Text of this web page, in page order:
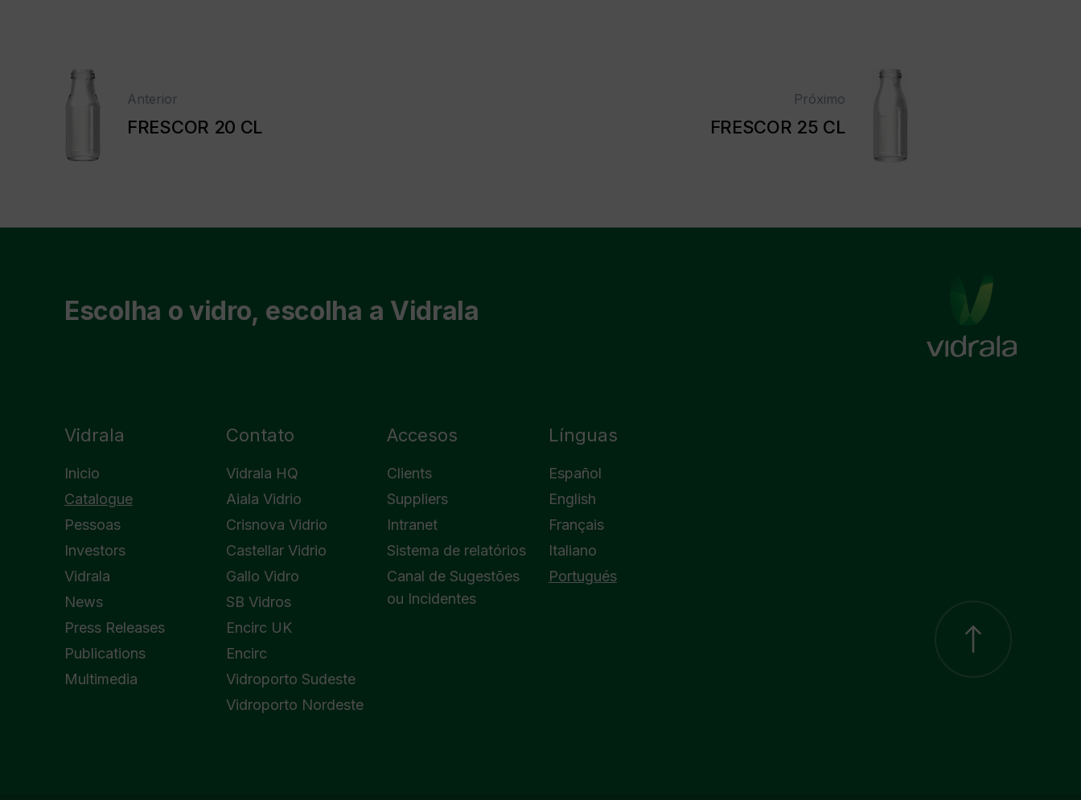
Anterior
FRESCOR 20 CL
Próximo
FRESCOR 25 CL
Escolha o vidro, escolha a Vidrala
Vidrala
Inicio
Catalogue
Pessoas
Investors
Vidrala
News
Press Releases
Publications
Multimedia
Contato
Vidrala HQ
Aiala Vidrio
Crisnova Vidrio
Castellar Vidrio
Gallo Vidro
SB Vidros
Encirc UK
Encirc
Vidroporto Sudeste
Vidroporto Nordeste
Accesos
Clients
Suppliers
Intranet
Sistema de relatórios
Canal de Sugestões
ou Incidentes
Línguas
Español
English
Français
Italiano
Portugués